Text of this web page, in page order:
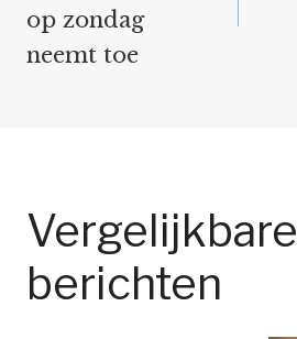
op zondag
neemt toe
Vergelijkbare
berichten